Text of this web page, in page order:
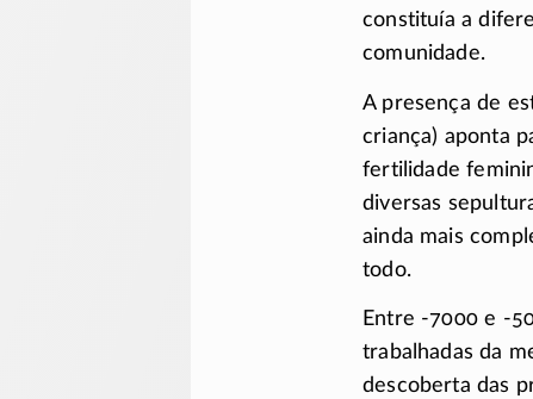
constituía a
comunidade.
A presença de
criança) aponta
fertilidade
diversas
ainda mais
todo.
Entre -7000 e -
trabalhadas da
descoberta das